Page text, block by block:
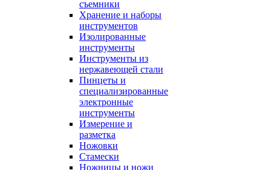
съемники
Хранение и наборы
инструментов
Изолированные
инструменты
Инструменты из
нержавеющей стали
Пинцеты и
специализированные
электронные
инструменты
Измерение и
разметка
Ножовки
Стамески
Ножницы и ножи